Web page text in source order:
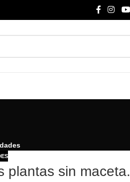
plantas sin maceta.